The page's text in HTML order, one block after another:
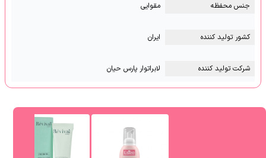
جنس محفظه
مقوایی
کشور تولید کننده ایران
شرکت تولید کننده لابراتوار پارس حیان